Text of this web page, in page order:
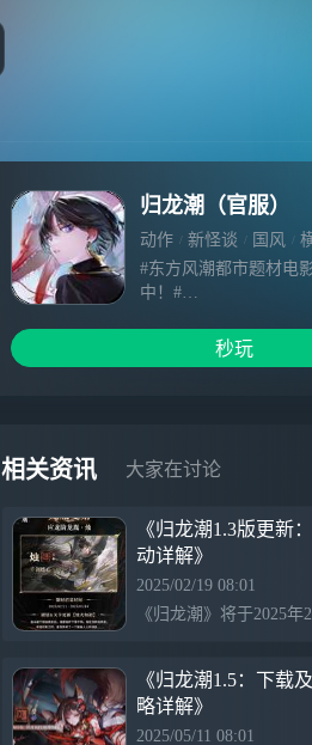
归龙潮（官服）
动作 新怪谈 国风
#东方风潮都市题材电
中！#
类型：国风都市 / 复古
招募职位：导演（你）
演员-灰/ 语冰/ 醉笙/
签约中）
五险二金/带薪出差/公
职位要求：
■统筹电影拍摄工作，
底；
■思维敏捷，调度指挥
■胆大心细，敢于实地
区，挑选最佳拍摄场地
秒玩
相关资讯 大家在讨论
《归龙潮1.3版更新
动详解》
2025/02/19 08:01
《归龙潮1.5：下载
略详解》
2025/05/11 08:01